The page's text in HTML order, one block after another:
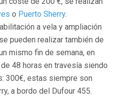
o Puerto Sherry.
a vela y ampliación
pueden realizar también de
mismo fin de semana, en
48 horas en travesía siendo
300€, estas siempre son
a bordo del Dufour 455.